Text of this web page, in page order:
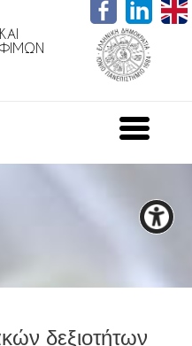
δεξιοτήτων